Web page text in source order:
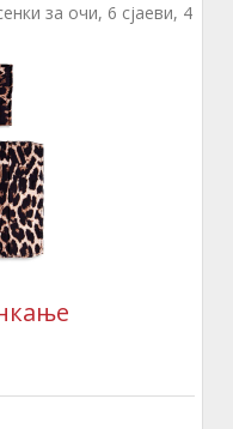
за очи, 6 сјаеви, 4